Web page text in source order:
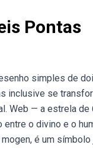
Pontas
simples de
inclusive se
Web — a estrela
o divino e o
é um